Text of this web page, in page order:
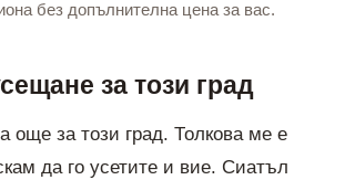
без допълнителна цена за вас.
за този град
за този град. Толкова ме е
да го усетите и вие. Сиатъл